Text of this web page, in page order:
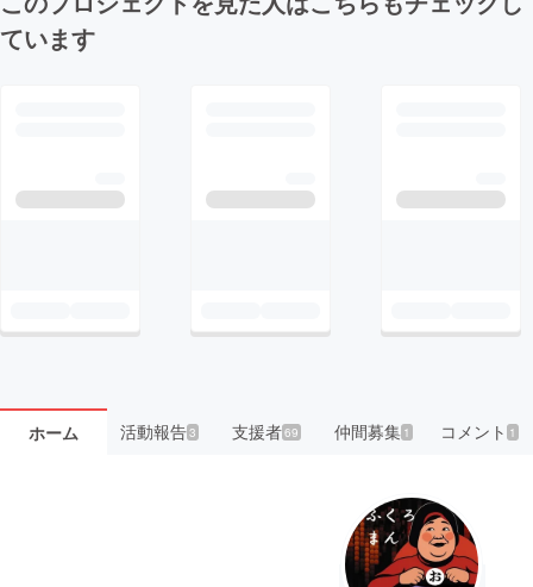
ています
ホーム 活動報告3 支援者69 仲間募集 1 コメント 1